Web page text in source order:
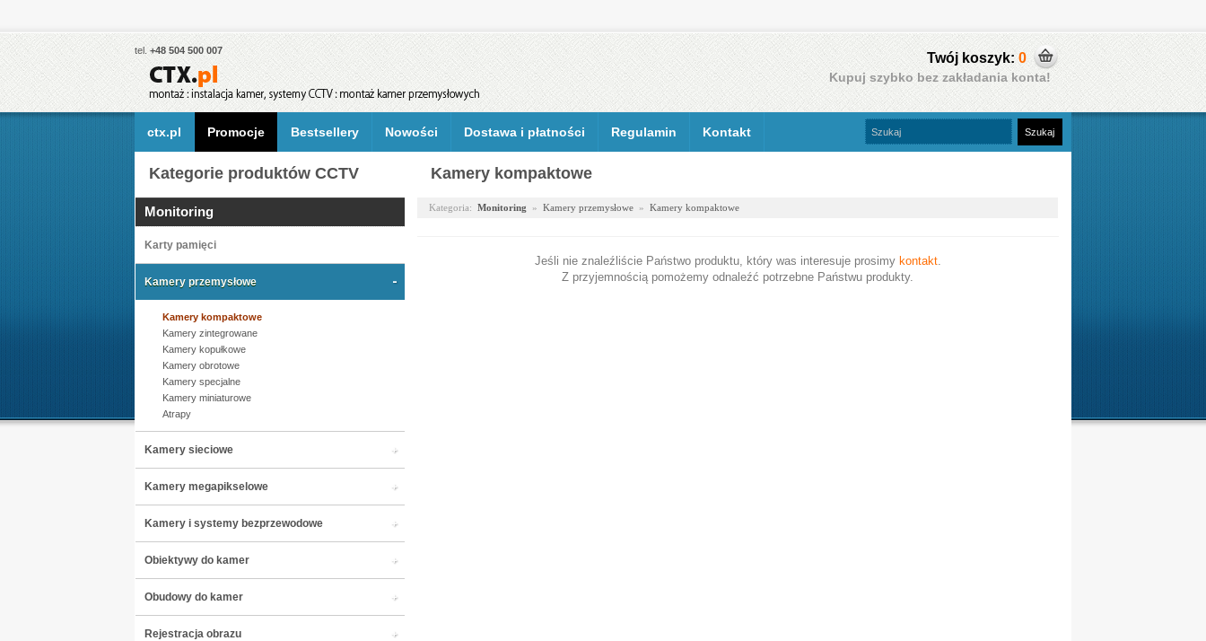
tel. +48 504 500 007 Twój koszyk: 0
Kupuj szybko bez zakładania konta!
ctx.pl Promocje Bestsellery Nowości Dostawa i płatności Regulamin Kontakt
Kategorie produktów CCTV
Monitoring
Karty pamięci
Kamery przemysłowe
Kamery kompaktowe
Kamery zintegrowane
Kamery kopułkowe
Kamery obrotowe
Kamery specjalne
Kamery miniaturowe
Atrapy
Kamery sieciowe
Kamery megapikselowe
Kamery i systemy bezprzewodowe
Obiektywy do kamer
Obudowy do kamer
Rejestracja obrazu
Kamery kompaktowe
Kategoria: Monitoring » Kamery przemysłowe » Kamery kompaktowe
Jeśli nie znaleźliście Państwo produktu, który was interesuje prosimy kontakt.
Z przyjemnością pomożemy odnaleźć potrzebne Państwu produkty.